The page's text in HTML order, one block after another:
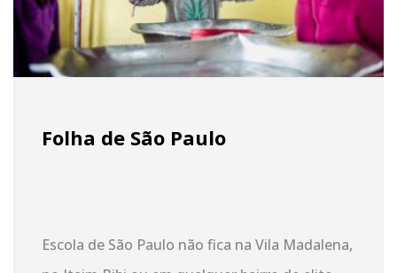
Folha de São Paulo
Escola de São Paulo não fica na Vila Madalena,